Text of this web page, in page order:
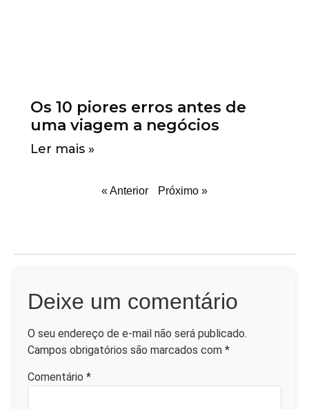
Os 10 piores erros antes de
uma viagem a negócios
Ler mais »
« Anterior Próximo »
Deixe um comentário
O seu endereço de e-mail não será publicado.
Campos obrigatórios são marcados com *
Comentário *